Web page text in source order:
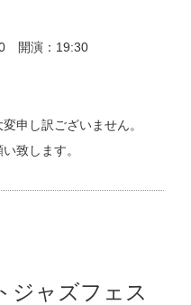
開演：19:30
申し訳ございません。
致します。
ジャズフェス